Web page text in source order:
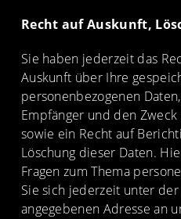
Recht auf Auskunft,
Sie haben jederzeit das
Auskunft über Ihre
personenbezogenen
Empfänger und den
sowie ein Recht auf
Löschung dieser Daten.
Fragen zum Thema
Sie sich jederzeit unter
angegebenen Adresse an